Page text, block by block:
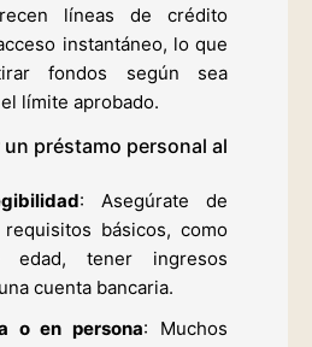
líneas de crédito
instantáneo, lo que
fondos según sea
límite aprobado.
préstamo personal al
: Asegúrate de
básicos, como
tener ingresos
cuenta bancaria.
o en persona: Muchos